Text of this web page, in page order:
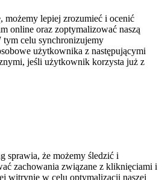
możemy lepiej zrozumieć i ocenić
online oraz zoptymalizować naszą
tym celu synchronizujemy
użytkownika z następującymi
jeśli użytkownik korzysta już z
sprawia, że możemy śledzić i
zachowania związane z kliknięciami i
witrynie w celu optymalizacji naszej